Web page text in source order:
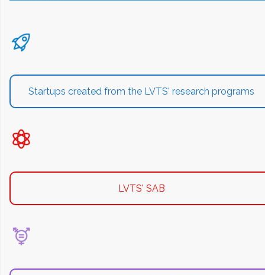
Startups created from the LVTS' research programs
LVTS' SAB